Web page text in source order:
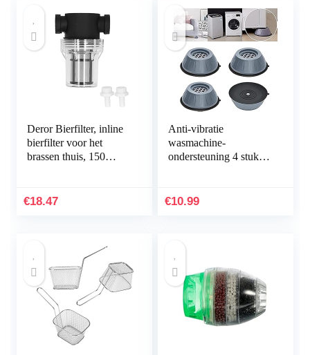
Deror Bierfilter, inline
bierfilter voor het
brassen thuis, 150
water en bier.
€18.47
Anti-vibratie
wasmachine-
ondersteuning 4 stuks,
wasmachine-
€10.99